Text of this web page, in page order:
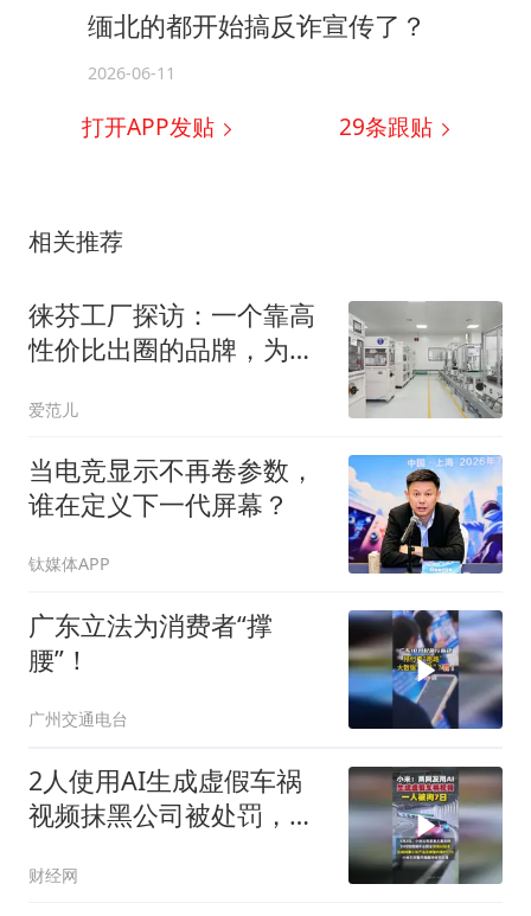
缅北的都开始搞反诈宣传了？
2026-06-11
打开APP发贴 29条跟贴
相关推荐
徕芬工厂探访：一个靠高
性价比出圈的品牌，为什
爱范儿
当电竞显示不再卷参数，
谁在定义下一代屏幕？
钛媒体APP
广东立法为消费者“撑
腰”！
广州交通电台
2人使用AI生成虚假车祸
视频抹黑公司被处罚，小
财经网